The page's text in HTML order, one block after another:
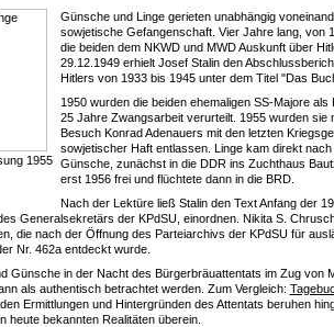
1955
Günsche und Linge gerieten unabhängig
sowjetische Gefangenschaft. Vier Jahre lang, von
die beiden dem NKWD und MWD Auskunft über
29.12.1949 erhielt Josef Stalin den
Hitlers von 1933 bis 1945 unter dem Titel "Das
1950 wurden die beiden ehemaligen SS-Majore
25 Jahre Zwangsarbeit verurteilt. 1955 wurden sie
Besuch Konrad Adenauers mit den letzten
sowjetischer Haft entlassen. Linge kam direkt nach
Günsche, zunächst in die DDR ins Zuchthaus
erst 1956 frei und flüchtete dann in die BRD.
Nach der Lektüre ließ Stalin den Text Anfang der
Generalsekretärs der KPdSU, einordnen. Nikita S.
die nach der Öffnung des Parteiarchivs der KPdSU für
Nr. 462a entdeckt wurde.
Günsche in der Nacht des Bürgerbräuattentats im Zug von
als authentisch betrachtet werden. Zum Vergleich:
den Ermittlungen und Hintergründen des Attentats beruhen
heute bekannten Realitäten überein.